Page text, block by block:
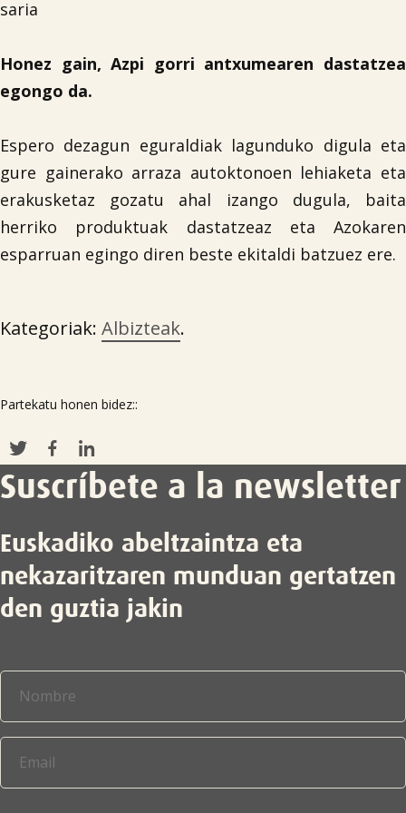
saria
Honez gain, Azpi gorri antxumearen dastatzea
egongo da.
Espero dezagun eguraldiak lagunduko digula eta
gure gainerako arraza autoktonoen lehiaketa eta
erakusketaz gozatu ahal izango dugula, baita
herriko produktuak dastatzeaz eta Azokaren
esparruan egingo diren beste ekitaldi batzuez ere.
Kategoriak: Albizteak.
Partekatu honen bidez::
Suscríbete a la newsletter
Euskadiko abeltzaintza eta
nekazaritzaren munduan gertatzen
den guztia jakin